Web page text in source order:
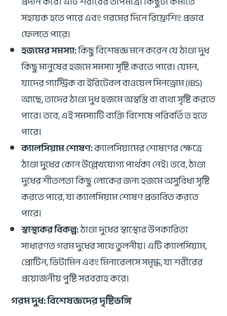
সহায়ক হতে পারে এবং গরমের দিনে রিফ্রেশিং প্রভাব
ফেলতে পারে।
হজমের সমস্যা:কিছু বিশেষজ্ঞ মনে করেন যে ঠাণ্ডা দুধ
কিছু মানুষের হজমে সমস্যা সৃষ্টি করতে পারে। যেমন,
যাদের গ্যাস্ট্রিক বা ইরিটেবল বাওয়েল সিনড্রোম (IBS)
আছে, তাদের ঠাণ্ডা দুধ হজমে অস্বস্তি বা ব্যথা সৃষ্টি করতে
পারে। তবে, এই সমস্যাটি ব্যক্তি বিশেষে পরিবর্তিত হতে
পারে।
ক্যালসিয়াম শোষণ:ক্যালসিয়ামের শোষণের ক্ষেত্রে
ঠাণ্ডা দুধের কোন উল্লেখযোগ্য পার্থক্য নেই। তবে, ঠাণ্ডা
দুধের শীতলতা কিছু লোকের জন্য হজমে অসুবিধা সৃষ্টি
করতে পারে, যা ক্যালসিয়াম শোষণ প্রভাবিত করতে
পারে।
স্বাস্থ্যকর বিকল্প:ঠাণ্ডা দুধের স্বাস্থ্যের উপকারিতা
সাধারণত গরম দুধের সাথে তুলনীয়। এটি ক্যালসিয়াম,
প্রোটিন, ভিটামিন এবং মিনারেলসে সমৃদ্ধ, যা শরীরের
প্রয়োজনীয় পুষ্টি সরবরাহ করে।
গরম দুধ: বিশেষজ্ঞদের দৃষ্টিভঙ্গি